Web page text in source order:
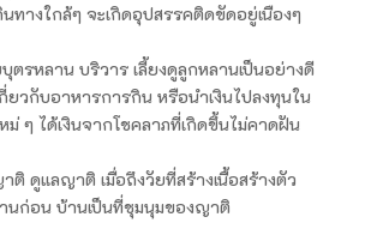
ทางใกล้ๆ จะเกิดอุปสรรคติดขัดอยู่เนืองๆ
ตรหลาน บริวาร เลี้ยงดูลูกหลานเป็นอย่างดี
กี่ยวกับอาหารการกิน หรือนำเงินไปลงทุนใน
ม่ ๆ ได้เงินจากโชคลาภที่เกิดขึ้นไม่คาดฝัน
ติ ดูแลญาติ เมื่อถึงวัยที่สร้างเนื้อสร้างตัว
นก่อน บ้านเป็นที่ชุมนุมของญาติ